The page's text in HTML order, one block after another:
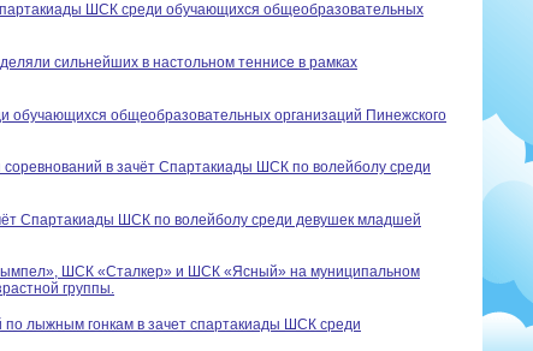
ШСК среди обучающихся общеобразовательных
сильнейших в настольном теннисе в рамках
обучающихся общеобразовательных организаций Пинежского
в зачёт Спартакиады ШСК по волейболу среди
Спартакиады ШСК по волейболу среди девушек младшей
ШСК «Сталкер» и ШСК «Ясный» на муниципальном
группы.
лыжным гонкам в зачет спартакиады ШСК среди